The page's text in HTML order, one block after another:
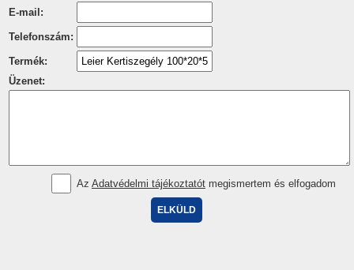
E-mail:
Telefonszám:
Termék:
Üzenet:
Az Adatvédelmi tájékoztatótmegismertem és elfogadom